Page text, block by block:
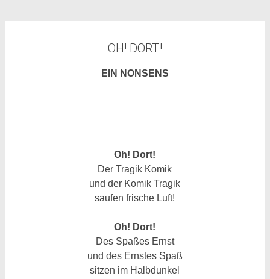
OH! DORT!
EIN NONSENS
Oh! Dort!
Der Tragik Komik
und der Komik Tragik
saufen frische Luft!
Oh! Dort!
Des Spaßes Ernst
und des Ernstes Spaß
sitzen im Halbdunkel